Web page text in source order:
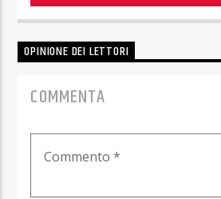
OPINIONE DEI LETTORI
COMMENTA